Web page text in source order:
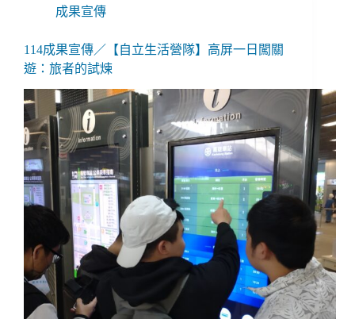
成果宣傳
114成果宣傳／【自立生活營隊】高屏一日闖關
遊：旅者的試煉